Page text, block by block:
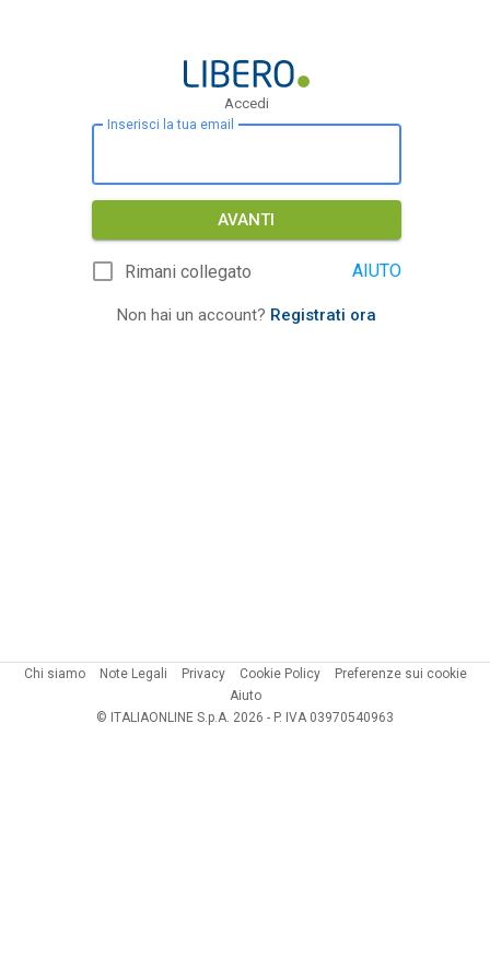
Accedi
Inserisci la tua email
AVANTI
Rimani collegato AIUTO
Non hai un account? Registrati ora
Chi siamo Note Legali Privacy Cookie Policy
Preferenze sui cookie
Aiuto
© ITALIAONLINE S.p.A. 2026 - P. IVA 03970540963